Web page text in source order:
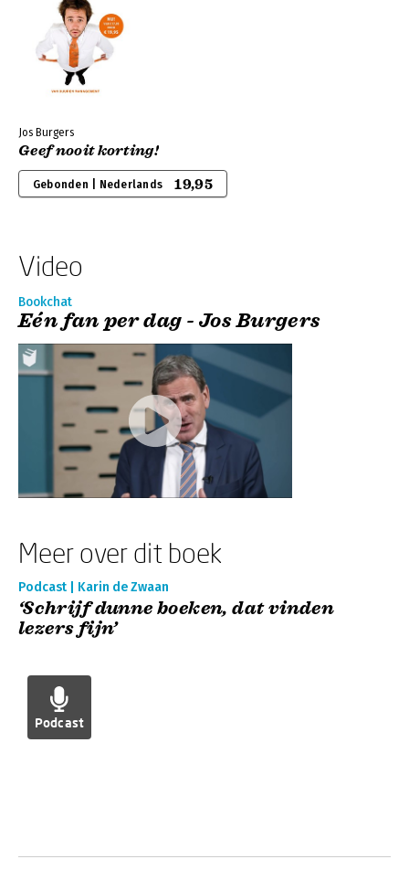
Jos Burgers
Geef nooit korting!
Gebonden | Nederlands 19,95
Video
Bookchat
Eén fan per dag - Jos Burgers
Meer over dit boek
Podcast | Karin de Zwaan
‘Schrijf dunne boeken, dat vinden
lezers fijn’
Podcast